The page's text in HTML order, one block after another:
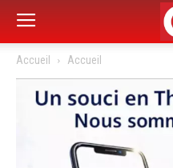
Accueil Accueil